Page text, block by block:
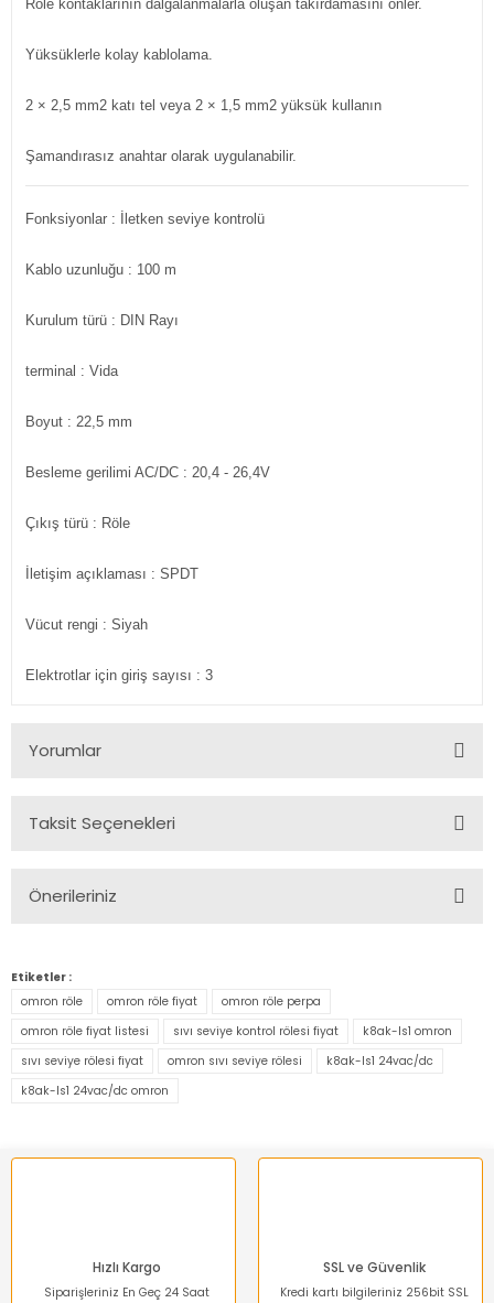
Röle kontaklarının dalgalanmalarla oluşan takırdamasını önler.
Yüksüklerle kolay kablolama.
2 × 2,5 mm2 katı tel veya 2 × 1,5 mm2 yüksük kullanın
Şamandırasız anahtar olarak uygulanabilir.
Fonksiyonlar : İletken seviye kontrolü
Kablo uzunluğu : 100 m
Kurulum türü : DIN Rayı
terminal : Vida
Boyut : 22,5 mm
Besleme gerilimi AC/DC : 20,4 - 26,4V
Çıkış türü : Röle
İletişim açıklaması : SPDT
Vücut rengi : Siyah
Elektrotlar için giriş sayısı : 3
Yorumlar
Taksit Seçenekleri
Önerileriniz
konularda yetersiz gördüğünüz noktaları öneri formunu
kullanarak tarafımıza iletebilirsiniz.
Görüş ve önerileriniz için teşekkür ederiz.
Ürün resmi kalitesiz, bozuk veya görüntülenemiyor.
Ürün fiyatı diğer sitelerden daha pahalı.
Etiketler :
omron röle
omron röle fiyat
omron röle perpa
omron röle fiyat listesi
sıvı seviye kontrol rölesi fiyat
k8ak-ls1 omron
sıvı seviye rölesi fiyat
omron sıvı seviye rölesi
k8ak-ls1 24vac/dc
k8ak-ls1 24vac/dc omron
Hızlı Kargo
Siparişleriniz En Geç 24 Saat
SSL ve Güvenlik
Kredi kartı bilgileriniz 256bit SSL